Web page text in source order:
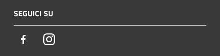
SEGUICI SU
FacebookInstagram